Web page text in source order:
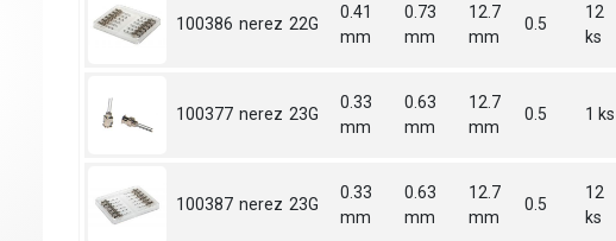
100386 nerez 22G
0.41
mm
0.73
mm
12.7
mm
0.5
12
ks
100377 nerez 23G
0.33
mm
0.63
mm
12.7
mm
0.5 1 ks
100387 nerez 23G
0.33
mm
0.63
mm
12.7
mm
0.5
12
ks